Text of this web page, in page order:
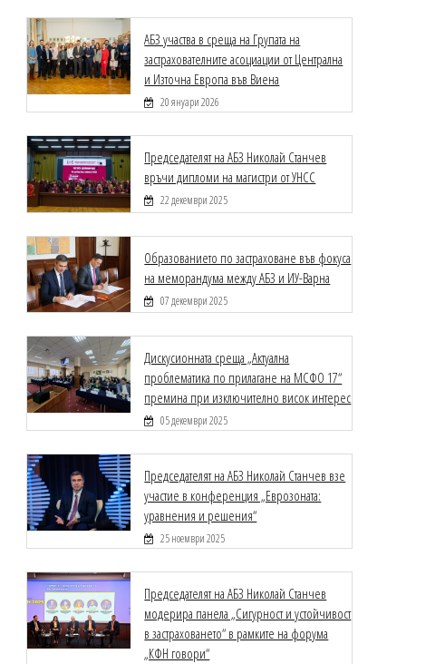
АБЗ участва в среща на Групата на
застрахователните асоциации от Централна
и Източна Европа във Виена
20 януари 2026
Председателят на АБЗ Николай Станчев
връчи дипломи на магистри от УНСС
22 декември 2025
Образованието по застраховане във фокуса
на меморандума между АБЗ и ИУ-Варна
07 декември 2025
Дискусионната среща „Актуална
проблематика по прилагане на МСФО 17“
премина при изключително висок интерес
05 декември 2025
Председателят на АБЗ Николай Станчев взе
участие в конференция „Еврозоната:
уравнения и решения“
25 ноември 2025
Председателят на АБЗ Николай Станчев
модерира панела „Сигурност и устойчивост
в застраховането“ в рамките на форума
„КФН говори“